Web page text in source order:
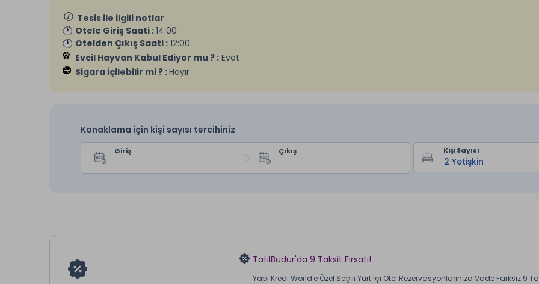
Tesis ile ilgili notlar
Otele Giriş Saati :14:00
Otelden Çıkış Saati : 12:00
Evcil Hayvan Kabul Ediyor mu ? : Evet
Sigara İçilebilir mi ? :Hayır
Konaklama için kişi sayısı tercihiniz
Giriş Çıkış Kişi Sayısı
TatilBudur'da 9 Taksit Fırsatı!
Yapı Kredi World'e Özel Seçili Yurt İçi Otel Rezervasyonlarınıza Vade Farksız 9